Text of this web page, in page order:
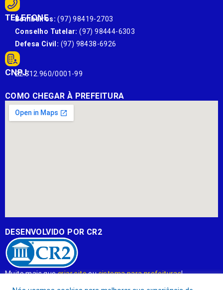
TELEFONE
Bombeiros: (97) 98419-2703
Conselho Tutelar: (97) 98444-6303
Defesa Civil: (97) 98438-6926
CNPJ:
22.812.960/0001-99
COMO CHEGAR À PREFEITURA
DESENVOLVIDO POR CR2
Muito mais quecriar siteousistema para prefeituras!